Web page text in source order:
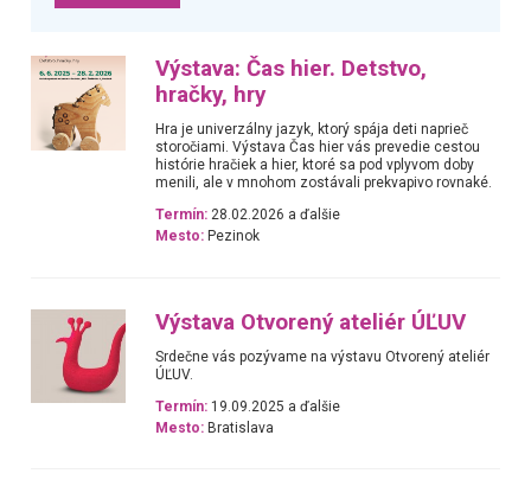
Výstava: Čas hier. Detstvo,
hračky, hry
Hra je univerzálny jazyk, ktorý spája deti naprieč
storočiami. Výstava Čas hier vás prevedie cestou
histórie hračiek a hier, ktoré sa pod vplyvom doby
menili, ale v mnohom zostávali prekvapivo rovnaké.
Termín: 28.02.2026 a ďalšie
Mesto: Pezinok
Výstava Otvorený ateliér ÚĽUV
Srdečne vás pozývame na výstavu Otvorený ateliér
ÚĽUV.
Termín: 19.09.2025 a ďalšie
Mesto: Bratislava